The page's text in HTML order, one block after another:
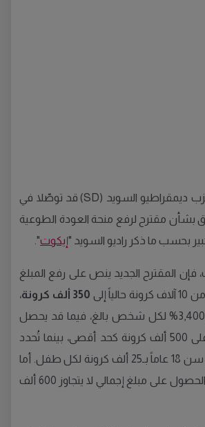
وكانت الحكومة وحزب ديمقراطيو السويد (SD) قد توصّلا في
بشأن مقترح لرفع منحة العودة الطوعية
بحسب ما ذكر راديو السويد "إيكوت".
المقترح الجديد ينص على رفع المبلغ
إلى
350 ألف كرونة
،
أي بزيادة تصل إلى 3,400% لكل شخص بالغ، فيما قد يحصل
الأزواج أو الشركاء على 500 ألف كرونة كحد أقصى، بينما تُحدد
منحة الأطفال دون سن 18 عاماً بـ25 ألف كرونة لكل طفل. أما
العائلات، فبإمكانها الحصول على مبلغ إجمالي لا يتجاوز 600 ألف